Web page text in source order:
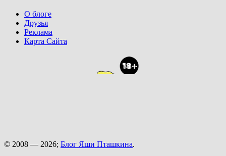
О блоге
Друзья
Реклама
Карта Сайта
© 2008 — 2026; Блог Яши Пташкина.